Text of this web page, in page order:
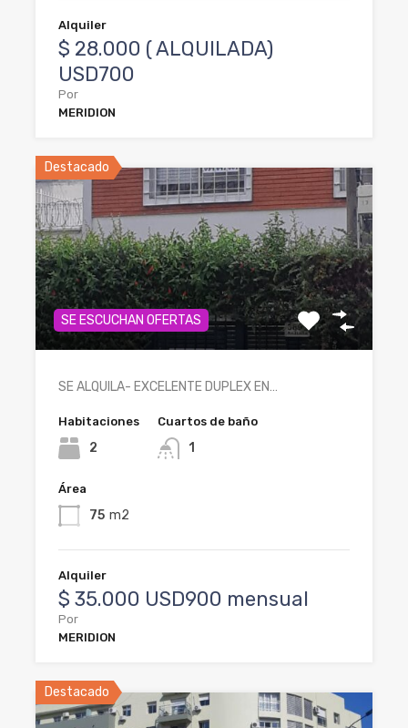
Alquiler
$ 28.000 ( ALQUILADA)
USD700
Por
MERIDION
Destacado
SE ESCUCHAN OFERTAS
SE ALQUILA- EXCELENTE DUPLEX EN…
Habitaciones
2
Cuartos de baño
1
Área
75 m2
Alquiler
$ 35.000 USD900 mensual
Por
MERIDION
Destacado